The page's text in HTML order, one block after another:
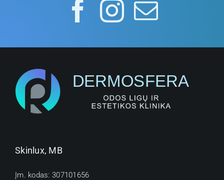
Skinlux, MB
Įm. kodas: 307101656